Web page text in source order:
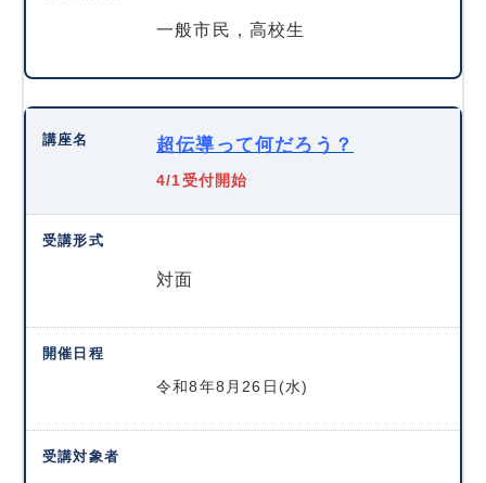
一般市民，高校生
超伝導って何だろう？
4/1受付開始
対面
令和8年8月26日(水)